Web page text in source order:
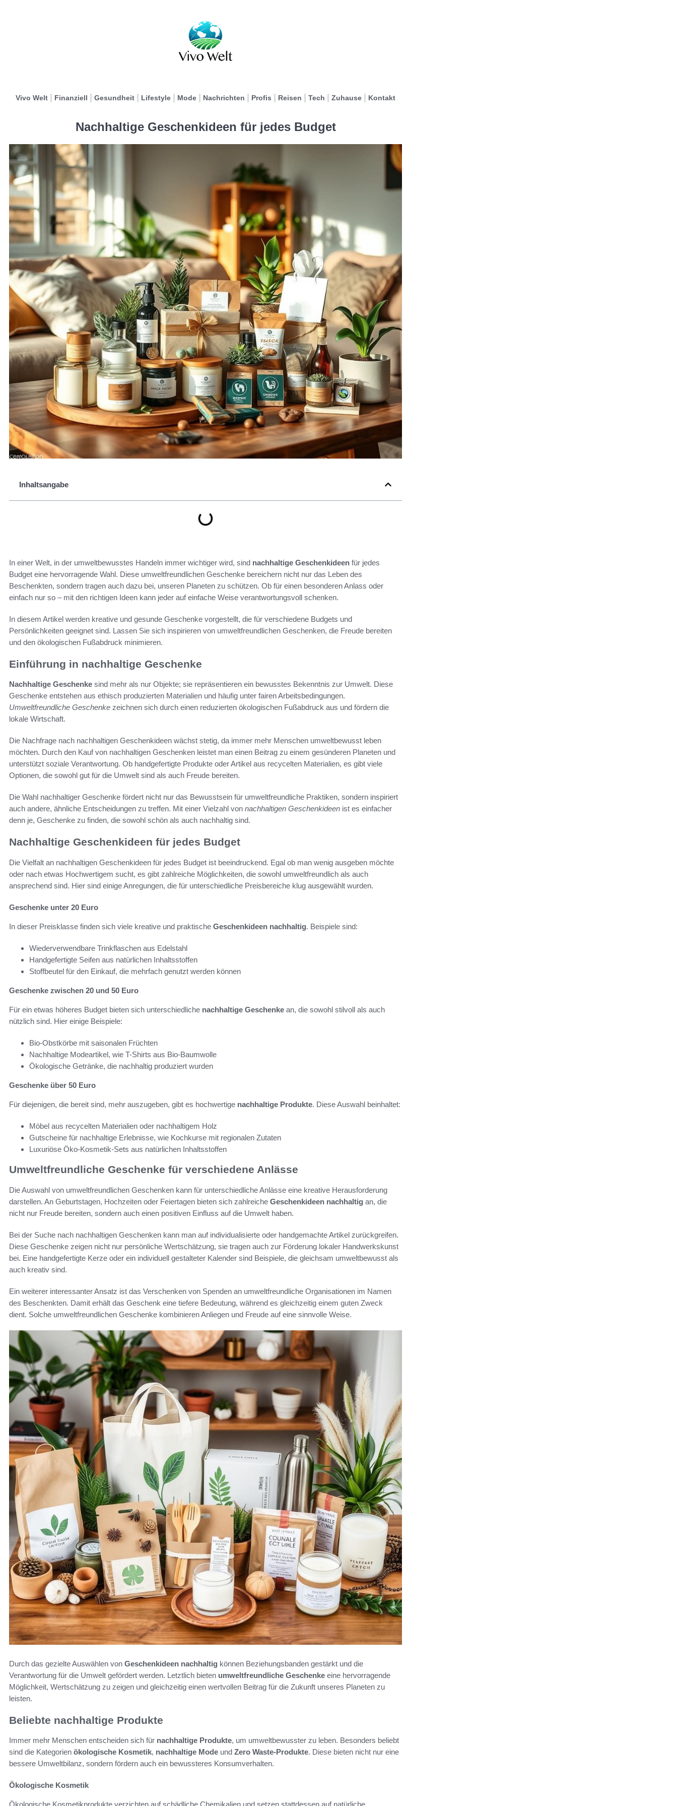
Vivo Welt Finanziell Gesundheit Lifestyle Mode Nachrichten Profis Reisen Tech Zuhause Kontakt
Nachhaltige Geschenkideen für jedes Budget
Inhaltsangabe
In einer Welt, in der umweltbewusstes Handeln immer wichtiger wird, sind nachhaltige Geschenkideen für jedes
Budget eine hervorragende Wahl. Diese umweltfreundlichen Geschenke bereichern nicht nur das Leben des
Beschenkten, sondern tragen auch dazu bei, unseren Planeten zu schützen. Ob für einen besonderen Anlass oder
einfach nur so – mit den richtigen Ideen kann jeder auf einfache Weise verantwortungsvoll schenken.
In diesem Artikel werden kreative und gesunde Geschenke vorgestellt, die für verschiedene Budgets und
Persönlichkeiten geeignet sind. Lassen Sie sich inspirieren von umweltfreundlichen Geschenken, die Freude bereiten
und den ökologischen Fußabdruck minimieren.
Einführung in nachhaltige Geschenke
Nachhaltige Geschenke sind mehr als nur Objekte; sie repräsentieren ein bewusstes Bekenntnis zur Umwelt. Diese
Geschenke entstehen aus ethisch produzierten Materialien und häufig unter fairen Arbeitsbedingungen.
Umweltfreundliche Geschenke zeichnen sich durch einen reduzierten ökologischen Fußabdruck aus und fördern die
lokale Wirtschaft.
Die Nachfrage nach nachhaltigen Geschenkideen wächst stetig, da immer mehr Menschen umweltbewusst leben
möchten. Durch den Kauf von nachhaltigen Geschenken leistet man einen Beitrag zu einem gesünderen Planeten und
unterstützt soziale Verantwortung. Ob handgefertigte Produkte oder Artikel aus recycelten Materialien, es gibt viele
Optionen, die sowohl gut für die Umwelt sind als auch Freude bereiten.
Die Wahl nachhaltiger Geschenke fördert nicht nur das Bewusstsein für umweltfreundliche Praktiken, sondern inspiriert
auch andere, ähnliche Entscheidungen zu treffen. Mit einer Vielzahl von nachhaltigen Geschenkideen ist es einfacher
denn je, Geschenke zu finden, die sowohl schön als auch nachhaltig sind.
Nachhaltige Geschenkideen für jedes Budget
Die Vielfalt an nachhaltigen Geschenkideen für jedes Budget ist beeindruckend. Egal ob man wenig ausgeben möchte
oder nach etwas Hochwertigem sucht, es gibt zahlreiche Möglichkeiten, die sowohl umweltfreundlich als auch
ansprechend sind. Hier sind einige Anregungen, die für unterschiedliche Preisbereiche klug ausgewählt wurden.
Geschenke unter 20 Euro
In dieser Preisklasse finden sich viele kreative und praktische Geschenkideen nachhaltig. Beispiele sind:
Wiederverwendbare Trinkflaschen aus Edelstahl
Handgefertigte Seifen aus natürlichen Inhaltsstoffen
Stoffbeutel für den Einkauf, die mehrfach genutzt werden können
Geschenke zwischen 20 und 50 Euro
Für ein etwas höheres Budget bieten sich unterschiedliche nachhaltige Geschenke an, die sowohl stilvoll als auch
nützlich sind. Hier einige Beispiele:
Bio-Obstkörbe mit saisonalen Früchten
Nachhaltige Modeartikel, wie T-Shirts aus Bio-Baumwolle
Ökologische Getränke, die nachhaltig produziert wurden
Geschenke über 50 Euro
Für diejenigen, die bereit sind, mehr auszugeben, gibt es hochwertige nachhaltige Produkte. Diese Auswahl beinhaltet:
Möbel aus recycelten Materialien oder nachhaltigem Holz
Gutscheine für nachhaltige Erlebnisse, wie Kochkurse mit regionalen Zutaten
Luxuriöse Öko-Kosmetik-Sets aus natürlichen Inhaltsstoffen
Umweltfreundliche Geschenke für verschiedene Anlässe
Die Auswahl von umweltfreundlichen Geschenken kann für unterschiedliche Anlässe eine kreative Herausforderung
darstellen. An Geburtstagen, Hochzeiten oder Feiertagen bieten sich zahlreiche Geschenkideen nachhaltig an, die
nicht nur Freude bereiten, sondern auch einen positiven Einfluss auf die Umwelt haben.
Bei der Suche nach nachhaltigen Geschenken kann man auf individualisierte oder handgemachte Artikel zurückgreifen.
Diese Geschenke zeigen nicht nur persönliche Wertschätzung, sie tragen auch zur Förderung lokaler Handwerkskunst
bei. Eine handgefertigte Kerze oder ein individuell gestalteter Kalender sind Beispiele, die gleichsam umweltbewusst als
auch kreativ sind.
Ein weiterer interessanter Ansatz ist das Verschenken von Spenden an umweltfreundliche Organisationen im Namen
des Beschenkten. Damit erhält das Geschenk eine tiefere Bedeutung, während es gleichzeitig einem guten Zweck
dient. Solche umweltfreundlichen Geschenke kombinieren Anliegen und Freude auf eine sinnvolle Weise.
Durch das gezielte Auswählen von Geschenkideen nachhaltig können Beziehungsbanden gestärkt und die
Verantwortung für die Umwelt gefördert werden. Letztlich bieten umweltfreundliche Geschenke eine hervorragende
Möglichkeit, Wertschätzung zu zeigen und gleichzeitig einen wertvollen Beitrag für die Zukunft unseres Planeten zu
leisten.
Beliebte nachhaltige Produkte
Immer mehr Menschen entscheiden sich für nachhaltige Produkte, um umweltbewusster zu leben. Besonders beliebt
sind die Kategorien ökologische Kosmetik, nachhaltige Mode und Zero Waste-Produkte. Diese bieten nicht nur eine
bessere Umweltbilanz, sondern fördern auch ein bewussteres Konsumverhalten.
Ökologische Kosmetik